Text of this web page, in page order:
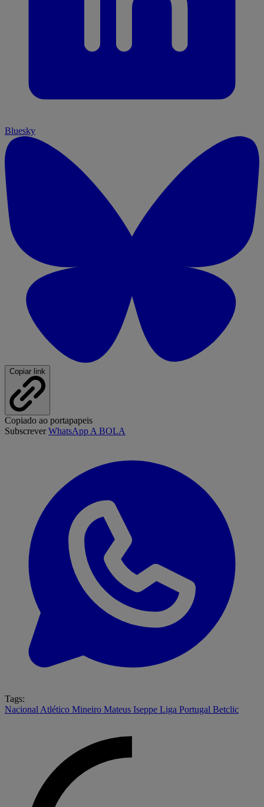
Bluesky
Copiar link
Copiado ao portapapeis
SubscreverWhatsApp A BOLA
Tags:
Nacional Atlético Mineiro Mateus Iseppe Liga Portugal Betclic